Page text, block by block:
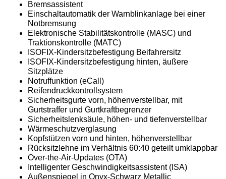
Bremsassistent
Einschaltautomatik der Warnblinkanlage bei einer
Notbremsung
Elektronische Stabilitätskontrolle (MASC) und
Traktionskontrolle (MATC)
ISOFIX-Kindersitzbefestigung Beifahrersitz
ISOFIX-Kindersitzbefestigung hinten, äußere
Sitzplätze
Notruffunktion (eCall)
Reifendruckkontrollsystem
Sicherheitsgurte vorn, höhenverstellbar, mit
Gurtstraffer und Gurtkraftbegrenzer
Sicherheitslenksäule, höhen- und tiefenverstellbar
Wärmeschutzverglasung
Kopfstützen vorn und hinten, höhenverstellbar
Rücksitzlehne im Verhältnis 60:40 geteilt umklappbar
Over-the-Air-Updates (OTA)
Intelligenter Geschwindigkeitsassistent (ISA)
Außenspiegel in Onyx-Schwarz Metallic